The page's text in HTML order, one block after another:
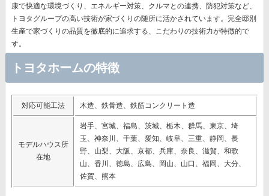
康で快適な環境づくり、エネルギー対策、クルマとの連携、防犯対策など、
トヨタグループの高い技術が家づくりの随所に活かされています。完全邸別
生産で家づくりの品質を徹底的に追求する、こだわりの技術力が特徴的で
す。
トヨタホームの特徴
対応可能工法 木造、鉄骨造、鉄筋コンクリート造
モデルハウス所
在地
岩手、宮城、福島、茨城、栃木、群馬、東京、埼
玉、神奈川、千葉、愛知、岐阜、三重、静岡、長
野、山梨、大阪、京都、兵庫、奈良、滋賀、和歌
山、香川、徳島、広島、岡山、山口、福岡、大分、
佐賀、熊本